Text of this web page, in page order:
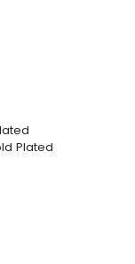
Plated